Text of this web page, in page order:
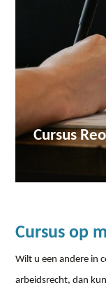
Cursus
Cursus op
Wilt u een andere in
arbeidsrecht, dan